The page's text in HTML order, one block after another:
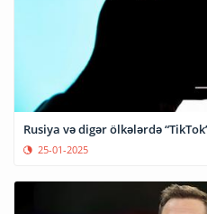
Rusiya və digər ölkələrdə
25-01-2025